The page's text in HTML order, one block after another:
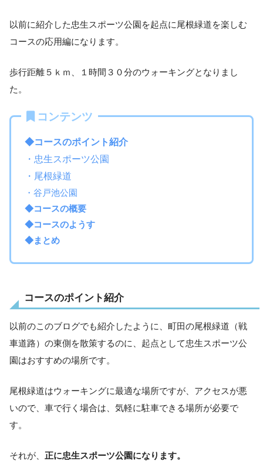
以前に紹介した忠生スポーツ公園を起点に尾根緑道を楽しむ
コースの応用編になります。
歩行距離５ｋｍ、１時間３０分のウォーキングとなりまし
た。
コンテンツ
◆コースのポイント紹介
・忠生スポーツ公園
・尾根緑道
・谷戸池公園
◆コースの概要
◆コースのようす
◆まとめ
コースのポイント紹介
以前のこのブログでも紹介したように、町田の尾根緑道（戦
車道路）の東側を散策するのに、起点として忠生スポーツ公
園はおすすめの場所です。
尾根緑道はウォーキングに最適な場所ですが、アクセスが悪
いので、車で行く場合は、気軽に駐車できる場所が必要で
す。
それが、 正に忠生スポーツ公園になります。